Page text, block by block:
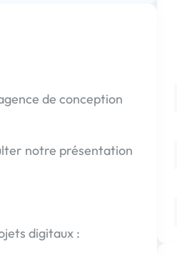
de conception
notre présentation
digitaux :